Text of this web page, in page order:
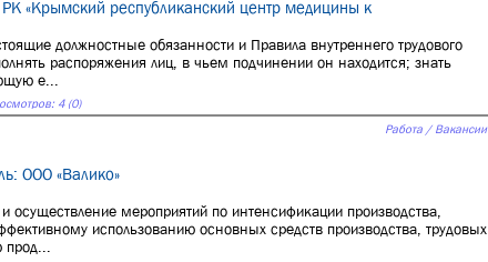
РК «Крымский республиканский центр медицины к
должностные обязанности и Правила внутреннего трудового
распоряжения лиц, в чьем подчинении он находится; знать
е...
4 (0)
Работа / Вакансии
ООО «Валико»
осуществление мероприятий по интенсификации производства,
использованию основных средств производства, трудовых